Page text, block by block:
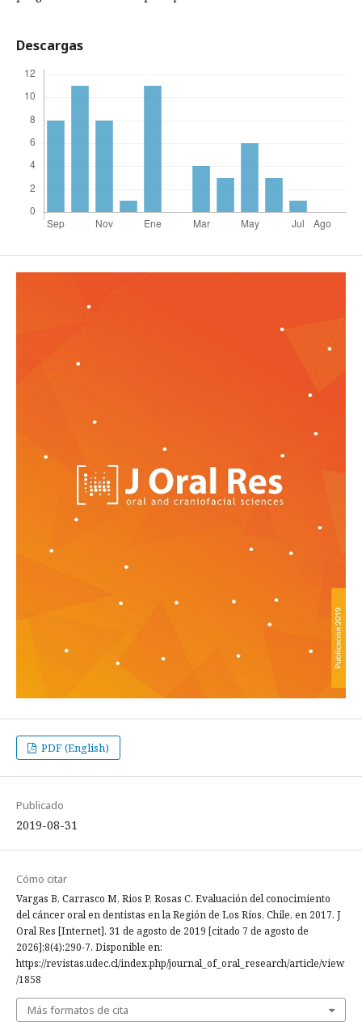
Descargas
PDF (English)
Publicado
2019-08-31
Cómo citar
Vargas B, Carrasco M, Rios P, Rosas C. Evaluación del conocimiento
del cáncer oral en dentistas en la Región de Los Ríos, Chile, en 2017. J
Oral Res [Internet]. 31 de agosto de 2019 [citado 7 de agosto de
2026];8(4):290-7. Disponible en:
https://revistas.udec.cl/index.php/journal_of_oral_research/article/view
/1858
Más formatos de cita